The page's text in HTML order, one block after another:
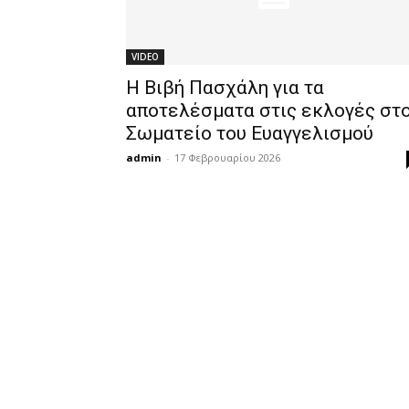
VIDEO
Η Βιβή Πασχάλη για τα
αποτελέσματα στις εκλογές
Σωματείο του Ευαγγελισμού
admin - 17 Φεβρουαρίου 2026